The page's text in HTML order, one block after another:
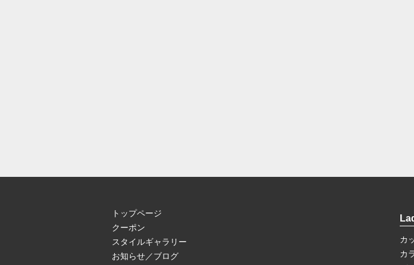
トップページ
クーポン
スタイルギャラリー
お知らせ／ブログ
カ
カ